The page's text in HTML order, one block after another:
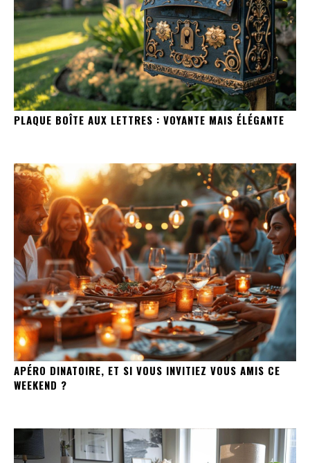
PLAQUE BOÎTE AUX LETTRES : VOYANTE MAIS ÉLÉGANTE
APÉRO DINATOIRE, ET SI VOUS INVITIEZ VOUS AMIS CE
WEEKEND ?